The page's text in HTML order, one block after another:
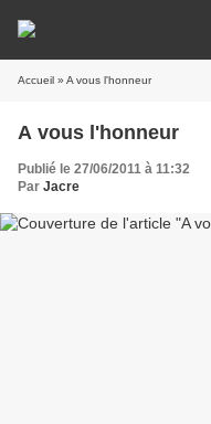
Accueil » A vous l'honneur
A vous l'honneur
Publié le 27/06/2011 à 11:32
Par Jacre